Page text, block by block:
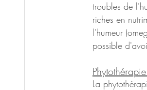
troubles de
riches en
l'humeur
possible
La